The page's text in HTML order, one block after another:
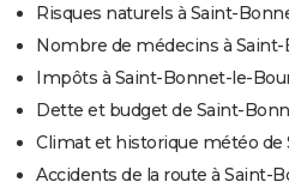
Risques naturels à Saint-
Nombre de médecins à
Impôts à Saint-Bonnet-le-
Dette et budget de Saint-
Climat et historique météo
Accidents de la route à Saint-